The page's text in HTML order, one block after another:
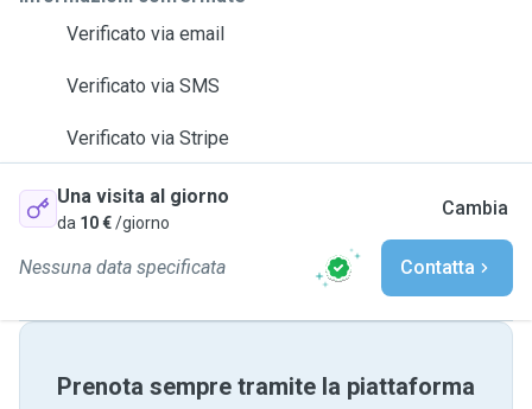
Verificato via email
Verificato via SMS
Verificato via Stripe
Una visita al giorno
da 10 €/giorno
Cambia
Nessuna data specificata Contatta
Prenota sempre tramite la piattaforma